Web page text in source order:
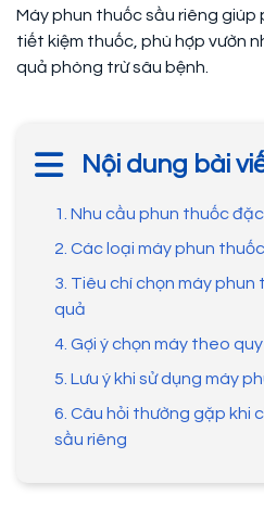
Máy phun thuốc sầu riêng giúp
tiết kiệm thuốc, phù hợp vườn
quả phòng trừ sâu bệnh.
Nội dung bài
1. Nhu cầu phun thuốc
2. Các loại máy phun
3. Tiêu chí chọn máy phun
quả
4. Gợi ý chọn máy theo
5. Lưu ý khi sử dụng máy
6. Câu hỏi thường gặp khi
sầu riêng